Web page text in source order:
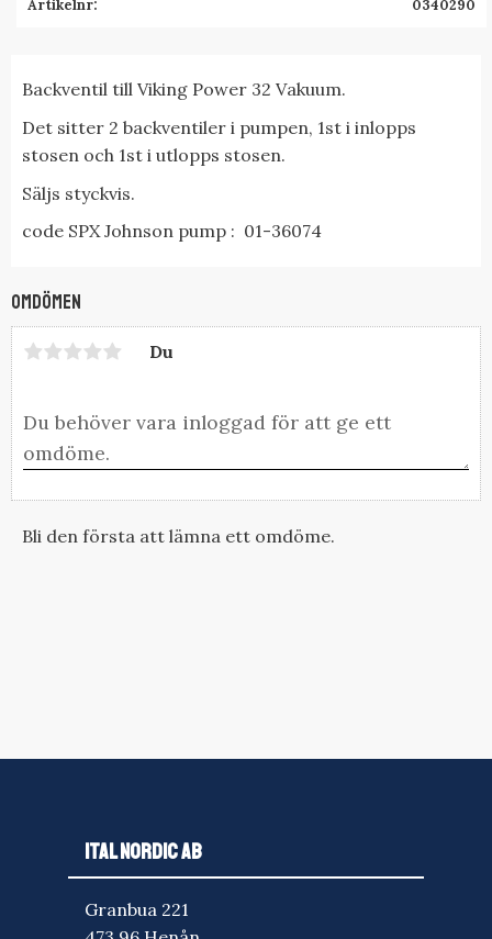
Artikelnr 0340290
Backventil till Viking Power 32 Vakuum.
Det sitter 2 backventiler i pumpen, 1st i inlopps
stosen och 1st i utlopps stosen.
Säljs styckvis.
code SPX Johnson pump : 01-36074
Omdömen
Du
Bli den första att lämna ett omdöme.
ITAL NORDIC AB
Granbua 221